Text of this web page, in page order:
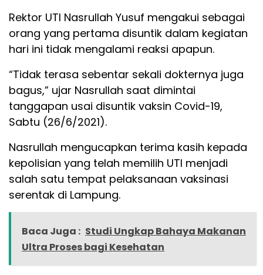
Rektor UTI Nasrullah Yusuf mengakui sebagai
orang yang pertama disuntik dalam kegiatan
hari ini tidak mengalami reaksi apapun.
“Tidak terasa sebentar sekali dokternya juga
bagus,” ujar Nasrullah saat dimintai
tanggapan usai disuntik vaksin Covid-19,
Sabtu (26/6/2021).
Nasrullah mengucapkan terima kasih kepada
kepolisian yang telah memilih UTI menjadi
salah satu tempat pelaksanaan vaksinasi
serentak di Lampung.
Baca Juga : Studi Ungkap Bahaya Makanan
Ultra Proses bagi Kesehatan